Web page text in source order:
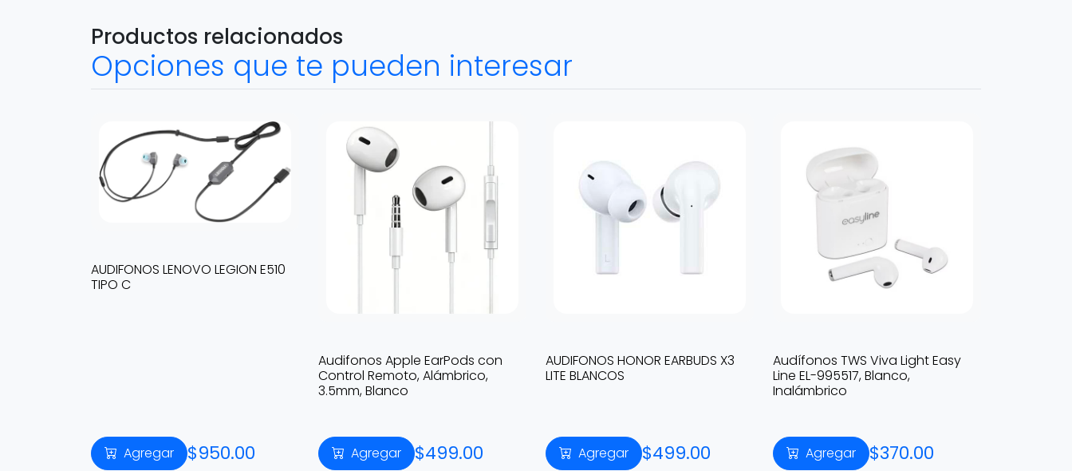
Productos relacionados
Opciones que te pueden interesar
AUDIFONOS LENOVO LEGION E510
TIPO C
Agregar $950.00
Audifonos Apple EarPods con
Control Remoto, Alámbrico,
3.5mm, Blanco
Agregar $499.00
AUDIFONOS HONOR EARBUDS X3
LITE BLANCOS
Agregar $499.00
Audífonos TWS Viva Light Easy
Line EL-995517, Blanco,
Inalámbrico
Agregar $370.00